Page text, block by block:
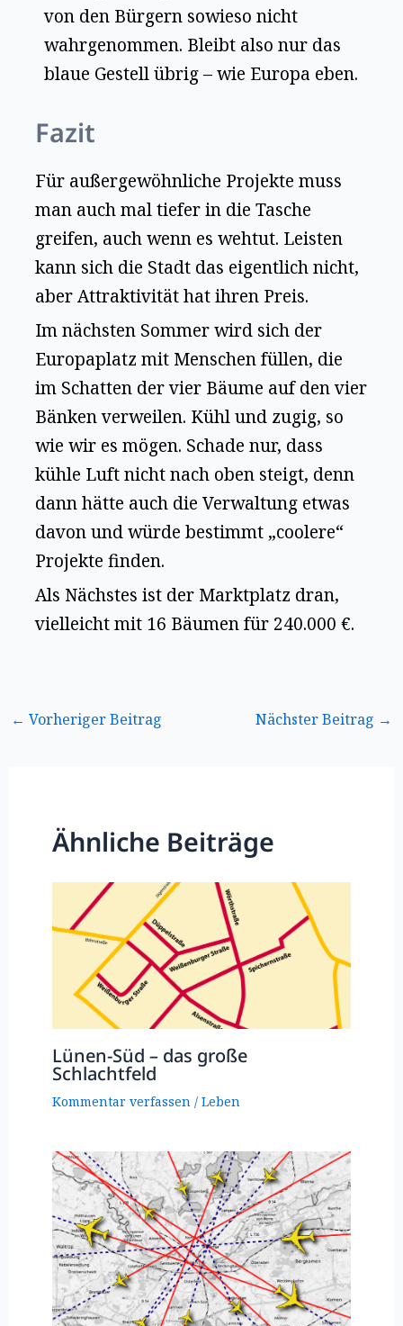
von den Bürgern sowieso nicht
wahrgenommen. Bleibt also nur das
blaue Gestell übrig – wie Europa eben.
Fazit
Für außergewöhnliche Projekte muss
man auch mal tiefer in die Tasche
greifen, auch wenn es wehtut. Leisten
kann sich die Stadt das eigentlich nicht,
aber Attraktivität hat ihren Preis.
Im nächsten Sommer wird sich der
Europaplatz mit Menschen füllen, die
im Schatten der vier Bäume auf den vier
Bänken verweilen. Kühl und zugig, so
wie wir es mögen. Schade nur, dass
kühle Luft nicht nach oben steigt, denn
dann hätte auch die Verwaltung etwas
davon und würde bestimmt „coolere“
Projekte finden.
Als Nächstes ist der Marktplatz dran,
vielleicht mit 16 Bäumen für 240.000 €.
← Vorheriger Beitrag Nächster Beitrag →
Ähnliche Beiträge
Lünen-Süd – das große
Schlachtfeld
Kommentar verfassen / Leben